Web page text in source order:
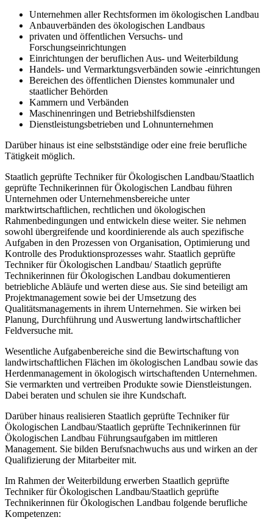
Unternehmen aller Rechtsformen im ökologischen Landbau
Anbauverbänden des ökologischen Landbaus
privaten und öffentlichen Versuchs- und
Forschungseinrichtungen
Einrichtungen der beruflichen Aus- und Weiterbildung
Handels- und Vermarktungsverbänden sowie -einrichtungen
Bereichen des öffentlichen Dienstes kommunaler und
staatlicher Behörden
Kammern und Verbänden
Maschinenringen und Betriebshilfsdiensten
Dienstleistungsbetrieben und Lohnunternehmen
Darüber hinaus ist eine selbstständige oder eine freie berufliche
Tätigkeit möglich.
Staatlich geprüfte Techniker für Ökologischen Landbau/Staatlich
geprüfte Technikerin­nen für Ökologischen Landbau führen
Unternehmen oder Unternehmensbereiche unter
marktwirtschaftlichen, rechtlichen und ökologischen
Rahmenbedingungen und entwi­ckeln diese weiter. Sie nehmen
sowohl übergreifende und koordinierende als auch spezifische
Aufgaben in den Prozessen von Organisation, Optimierung und
Kontrolle des Produktionsprozesses wahr. Staatlich geprüfte
Techniker für Ökologischen Landbau/ Staatlich geprüfte
Technikerinnen für Ökologischen Landbau dokumentieren
betriebliche Abläufe und werten diese aus. Sie sind beteiligt am
Projektmanagement sowie bei der Umsetzung des
Qualitätsmanagements in ihrem Unternehmen. Sie wirken bei
Planung, Durchführung und Auswertung landwirtschaftlicher
Feldversuche mit.
Wesentliche Aufgabenbereiche sind die Bewirtschaftung von
landwirtschaftlichen Flächen im ökologischen Landbau sowie das
Herdenmanagement in ökologisch wirtschaftenden Unternehmen.
Sie vermarkten und vertreiben Produkte sowie Dienst­leistungen.
Dabei beraten und schulen sie ihre Kundschaft.
Darüber hinaus realisieren Staatlich geprüfte Techniker für
Ökologischen Landbau/Staatlich geprüfte Technikerinnen für
Ökologischen Landbau Führungsaufgaben im mitt­leren
Management. Sie bilden Berufsnachwuchs aus und wirken an der
Qualifizierung der Mitarbeiter mit.
Im Rahmen der Weiterbildung erwerben Staatlich geprüfte
Techniker für Ökologischen Landbau/Staatlich geprüfte
Technikerinnen für Ökologischen Landbau folgende beruf­liche
Kompetenzen: